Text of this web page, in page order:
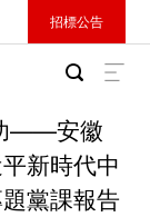
招標公告
——安徽
新時代中
黨課報告